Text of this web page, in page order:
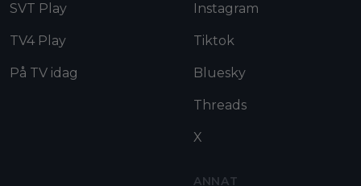
SVT Play
TV4 Play
På TV idag
Instagram
Tiktok
Bluesky
Threads
X
ANNAT